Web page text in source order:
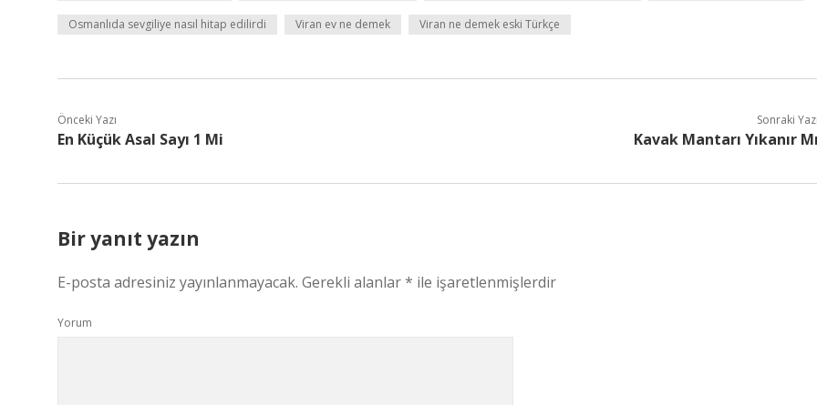
Osmanlıda sevgiliye nasıl hitap edilirdi Viran ev ne demek Viran ne demek eski Türkçe
Önceki Yazı
En Küçük Asal Sayı 1 Mi
Sonraki
Kavak Mantarı Yıkanır
Bir yanıt yazın
E-posta adresiniz yayınlanmayacak. Gerekli alanlar* ile işaretlenmişlerdir
Yorum